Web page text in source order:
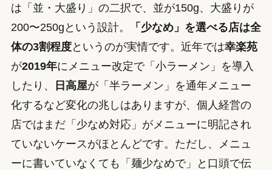
は「並・大盛り」の二択で、並が150g、大盛りが
200〜250gという設計。
「少なめ」を選べる店は全
体の3割程度というのが実情です。近年では幸楽苑
が2019年にメニュー改定で「小ラーメン」を導入
したり、
日高屋が「半ラーメン」を通年メニュー
化するなど変化の兆しはありますが、個人経営の
店ではまだ「少なめ対応」がメニューに明記され
ていないケースがほとんどです。ただし、メニュ
ーに書いていなくても「麺少なめで」と口頭で伝